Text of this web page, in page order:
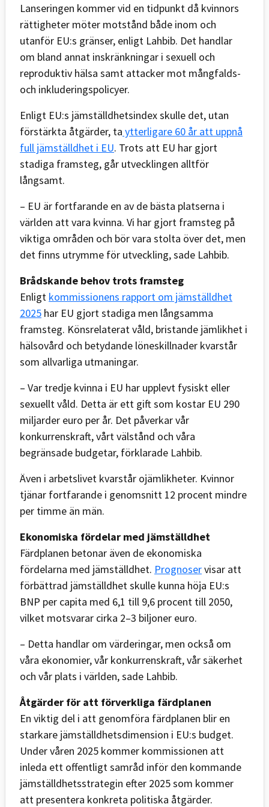
Lanseringen kommer vid en tidpunkt då kvinnors
rättigheter möter motstånd både inom och
utanför EU:s gränser, enligt Lahbib. Det handlar
om bland annat inskränkningar i sexuell och
reproduktiv hälsa samt attacker mot mångfalds-
och inkluderingspolicyer.
Enligt EU:s jämställdhetsindex skulle det, utan
förstärkta åtgärder, ta ytterligare 60 år att uppnå
full jämställdhet i EU. Trots att EU har gjort
stadiga framsteg, går utvecklingen alltför
långsamt.
– EU är fortfarande en av de bästa platserna i
världen att vara kvinna. Vi har gjort framsteg på
viktiga områden och bör vara stolta över det, men
det finns utrymme för utveckling, sade Lahbib.
Brådskande behov trots framsteg
Enligt kommissionens rapport om jämställdhet
2025 har EU gjort stadiga men långsamma
framsteg. Könsrelaterat våld, bristande jämlikhet i
hälsovård och betydande löneskillnader kvarstår
som allvarliga utmaningar.
– Var tredje kvinna i EU har upplevt fysiskt eller
sexuellt våld. Detta är ett gift som kostar EU 290
miljarder euro per år. Det påverkar vår
konkurrenskraft, vårt välstånd och våra
begränsade budgetar, förklarade Lahbib.
Även i arbetslivet kvarstår ojämlikheter. Kvinnor
tjänar fortfarande i genomsnitt 12 procent mindre
per timme än män.
Ekonomiska fördelar med jämställdhet
Färdplanen betonar även de ekonomiska
fördelarna med jämställdhet. Prognoservisar att
förbättrad jämställdhet skulle kunna höja EU:s
BNP per capita med 6,1 till 9,6 procent till 2050,
vilket motsvarar cirka 2–3 biljoner euro.
– Detta handlar om värderingar, men också om
våra ekonomier, vår konkurrenskraft, vår säkerhet
och vår plats i världen, sade Lahbib.
Åtgärder för att förverkliga färdplanen
En viktig del i att genomföra färdplanen blir en
starkare jämställdhetsdimension i EU:s budget.
Under våren 2025 kommer kommissionen att
inleda ett offentligt samråd inför den kommande
jämställdhetsstrategin efter 2025 som kommer
att presentera konkreta politiska åtgärder.